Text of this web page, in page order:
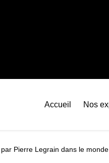
Accueil Nos
Pierre Legrain dans le